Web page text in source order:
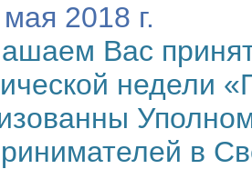
2018 г.
Вас
недели
в